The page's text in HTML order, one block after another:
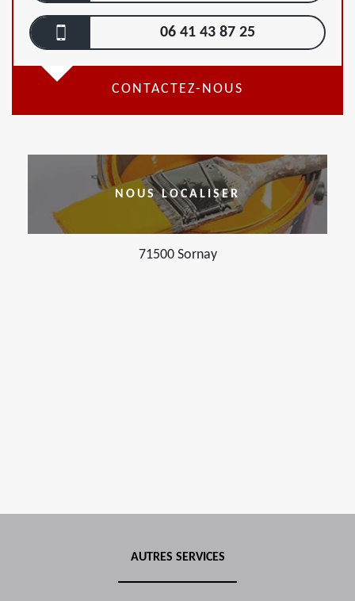
06 41 43 87 25
CONTACTEZ-NOUS
NOUS LOCALISER
71500 Sornay
AUTRES SERVICES